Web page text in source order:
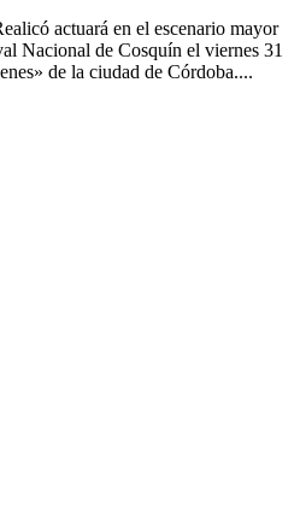
actuará en el escenario mayor
Nacional de Cosquín el viernes 31
de la ciudad de Córdoba....